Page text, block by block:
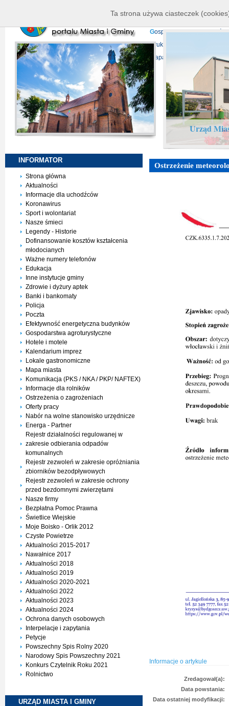
P
rojekty europejskie
Gospodarka
D ruki do pobrania
Mapa serwisu
Urząd
INFORMATOR
Strona główna
Aktualności
Informacje dla uchodźców
Koronawirus
Sport i wolontariat
Nasze śmieci
Legendy - Historie
Dofinansowanie kosztów kształcenia
młodocianych
Ważne numery telefonów
Edukacja
Inne instytucje gminy
Zdrowie i dyżury aptek
Banki i bankomaty
Policja
Poczta
Efektywność energetyczna budynków
Gospodarstwa agroturystyczne
Hotele i motele
Kalendarium imprez
Lokale gastronomiczne
Mapa miasta
Komunikacja (PKS / NKA / PKP/ NAFTEX)
Informacje dla rolników
Ostrzeżenia o zagrożeniach
Oferty pracy
Nabór na wolne stanowisko urzędnicze
Energa - Partner
Rejestr działalności regulowanej w
zakresie odbierania odpadów
komunalnych
Rejestr zezwoleń w zakresie opróżniania
zbiorników bezodpływowych
Rejestr zezwoleń w zakresie ochrony
przed bezdomnymi zwierzętami
Nasze firmy
Bezpłatna Pomoc Prawna
Świetlice Wiejskie
Moje Boisko - Orlik 2012
Czyste Powietrze
Aktualności 2015-2017
Nawałnice 2017
Aktualności 2018
Aktualności 2019
Aktualności 2020-2021
Aktualności 2022
Aktualności 2023
Aktualności 2024
Ochrona danych osobowych
Interpelacje i zapytania
Petycje
Powszechny Spis Rolny 2020
Narodowy Spis Powszechny 2021
Konkurs Czytelnik Roku 2021
Rolnictwo
URZĄD MIASTA I GMINY
Ostrzeżenie
Informacje o artykule
Zredagował(a):
Data powstania:
Data ostatniej modyfikacji:
Ta strona używa ciasteczek